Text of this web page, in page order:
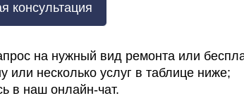
консультация
на нужный вид ремонта или
или несколько услуг в таблице ниже;
в наш онлайн-чат.